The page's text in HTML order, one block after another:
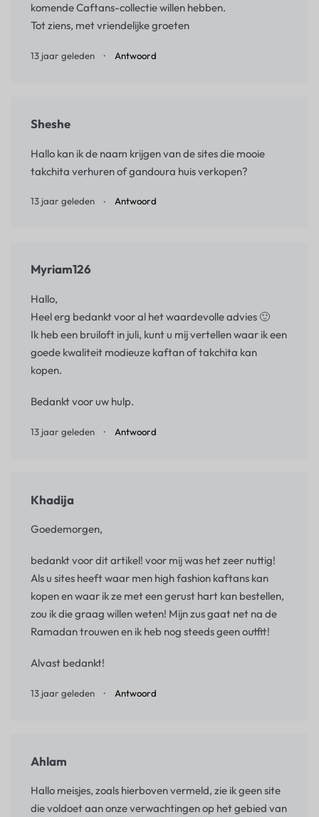
komende Caftans-collectie willen hebben.
Tot ziens, met vriendelijke groeten
13 jaar geleden Antwoord
Sheshe
Hallo kan ik de naam krijgen van de sites die mooie
takchita verhuren of gandoura huis verkopen?
13 jaar geleden Antwoord
Myriam126
Hallo,
Heel erg bedankt voor al het waardevolle advies 🙂
Ik heb een bruiloft in juli, kunt u mij vertellen waar ik een
goede kwaliteit modieuze kaftan of takchita kan
kopen.
Bedankt voor uw hulp.
13 jaar geleden Antwoord
Khadija
Goedemorgen,
bedankt voor dit artikel! voor mij was het zeer nuttig!
Als u sites heeft waar men high fashion kaftans kan
kopen en waar ik ze met een gerust hart kan bestellen,
zou ik die graag willen weten! Mijn zus gaat net na de
Ramadan trouwen en ik heb nog steeds geen outfit!
Alvast bedankt!
13 jaar geleden Antwoord
Ahlam
Hallo meisjes, zoals hierboven vermeld, zie ik geen site
die voldoet aan onze verwachtingen op het gebied van